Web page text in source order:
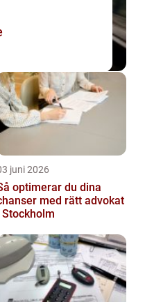
juni 2026
optimerar du dina
med rätt advokat
Stockholm